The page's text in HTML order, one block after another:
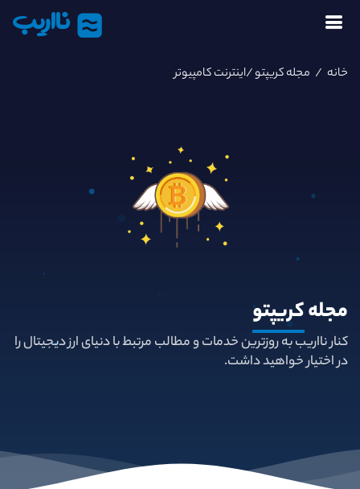
نااریب
خانه / مجله کریپتو/اینترنت کامپیوتر
مجلهکریپتو
کنار نااریب به روزترین خدمات و مطالب مرتبط با دنیای ارز دیجیتال را
در اختیار خواهید داشت.